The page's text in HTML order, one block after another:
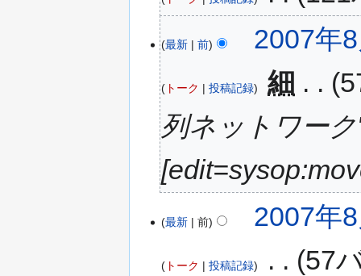
最新 前 2007年
トーク 投稿記録 ‎細
列ネットワー
最新 前 2007年
トーク 投稿記録
57